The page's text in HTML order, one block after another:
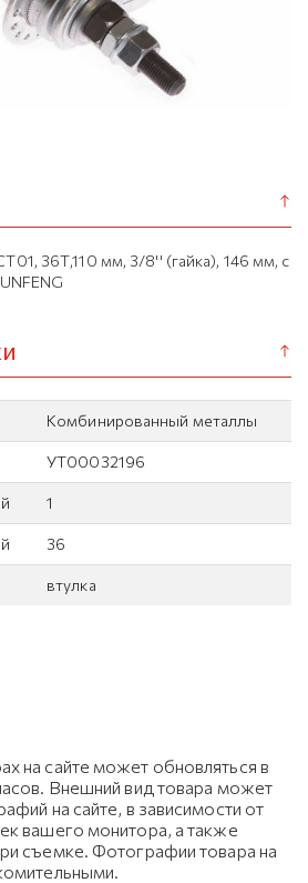
36Т,110 мм, 3/8'' (гайка), 146 мм, с
Комбинированный металлы
УТ00032196
1
36
втулка
на сайте может обновляться в
Внешний вид товара может
на сайте, в зависимости от
вашего монитора, а также
съемке. Фотографии товара на